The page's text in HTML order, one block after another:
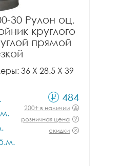
30 Рулон оц.
круглого
прямой
36 X 28.5 X 39
484
200+ в наличии
розничная цена
скидки